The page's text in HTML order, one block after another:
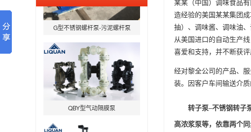
G型不锈钢螺杆泵-污泥螺杆泵
QBY型气动隔膜泵
某某（中国）调味食品
造经验的美国某某集团
抽）、调味酱、调味油
从美国进口的自动生产
喜爱和支持，并不断获
经对黎全公司的产品、
装。因客户车间输送介
转子泵–不锈钢转子
高浓浆泵等，依靠两个